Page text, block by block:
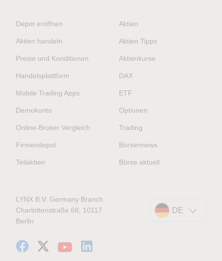
Depot eröffnen
Aktien handeln
Preise und Konditionen
Handelsplattform
Mobile Trading Apps
Demokonto
Online-Broker Vergleich
Firmendepot
Teilaktien
Aktien
Aktien Tipps
Aktienkurse
DAX
ETF
Optionen
Trading
Börsennews
Börse aktuell
LYNX B.V. Germany Branch
Charlottenstraße 68, 10117
Berlin
DE